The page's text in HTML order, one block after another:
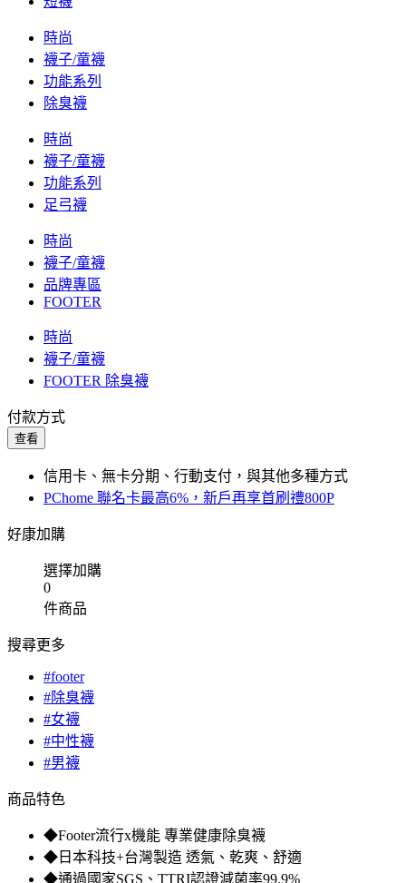
時尚
襪子/童襪
功能系列
除臭襪
時尚
襪子/童襪
功能系列
足弓襪
時尚
襪子/童襪
品牌專區
FOOTER
時尚
襪子/童襪
FOOTER 除臭襪
付款方式
查看
信用卡、無卡分期、行動支付，與其他多種方式
PChome 聯名卡最高6%，新戶再享首刷禮800P
好康加購
選擇加購
0
件商品
搜尋更多
#footer
#除臭襪
#女襪
#中性襪
#男襪
商品特色
◆Footer流行x機能 專業健康除臭襪
◆日本科技+台灣製造 透氣、乾爽、舒適
◆通過國家SGS、TTRI認證減菌率99.9%